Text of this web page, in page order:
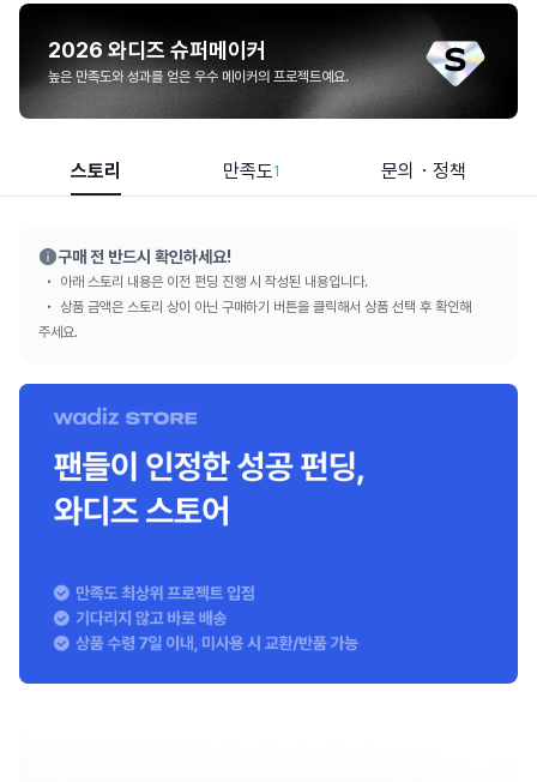
2026 와디즈 슈퍼메이커
높은 만족도와 성과를 얻은 우수 메이커의 프로젝트예요.
스토리 만족도 1 문의・정책
구매 전 반드시 확인하세요!
아래 스토리 내용은 이전 펀딩 진행 시 작성된 내용입니다.
상품 금액은 스토리 상이 아닌 구매하기 버튼을 클릭해서 상품 선택 후 확인해
주세요.